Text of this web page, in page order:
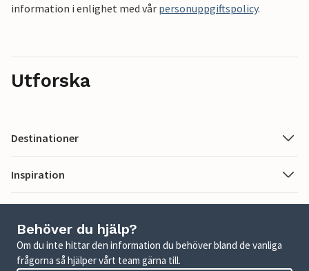
information i enlighet med vår personuppgiftspolicy.
Utforska
Destinationer
Inspiration
Behöver du hjälp?
Om du inte hittar den information du behöver bland de vanliga
frågorna så hjälper vårt team gärna till.